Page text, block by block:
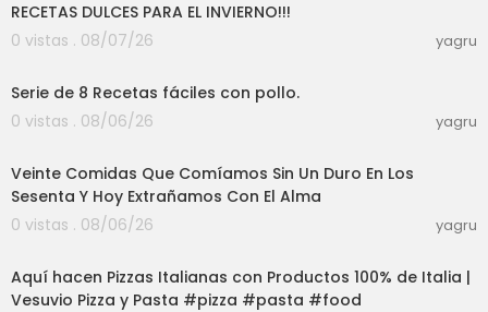
RECETAS DULCES PARA EL INVIERNO!!!
0 vistas . 08/07/26
yagru
Serie de 8 Recetas fáciles con pollo.
0 vistas . 08/06/26
yagru
Veinte Comidas Que Comíamos Sin Un Duro En Los
Sesenta Y Hoy Extrañamos Con El Alma
0 vistas . 08/06/26
yagru
Aquí hacen Pizzas Italianas con Productos 100% de Italia |
Vesuvio Pizza y Pasta #pizza #pasta #food